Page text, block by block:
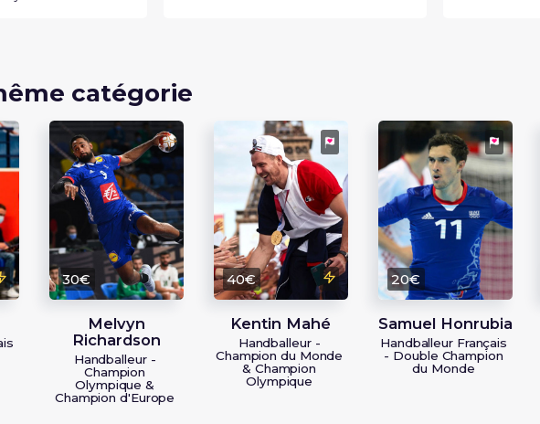
catégorie
30€
Melvyn
Richardson
Handballeur -
Champion
Olympique &
Champion d'Europe
40€
Kentin Mahé
Handballeur -
Champion du Monde
& Champion
Olympique
20€
Samuel Honrubia
Handballeur Français
- Double Champion
du Monde